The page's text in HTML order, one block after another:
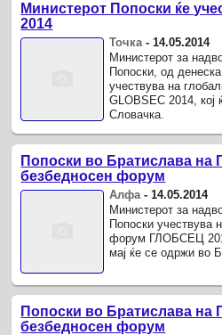
Министерот Попоски ќе
2014
Точка-14.05.2014
Министерот за
Попоски, од
учествува на
GLOBSEC 2014,
Словачка.
Попоски во Братислава на
безбедносен форум
Алфа - 14.05.2014
Министерот за
Попоски учествува
форум ГЛОБСЕЦ
мај ќе се одржи во
Попоски во Братислава на
безбедносен форум